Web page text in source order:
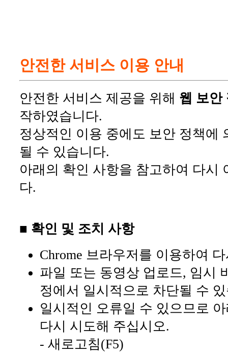
안전한 서비스 이용 안내
안전한 서비스 제공을 위해 웹 보안
작하였습니다.
정상적인 이용 중에도 보안 정책에
될 수 있습니다.
아래의 확인 사항을 참고하여 다시
다.
■ 확인 및 조치 사항
Chrome 브라우저를 이용하여
파일 또는 동영상 업로드, 임시
정에서 일시적으로 차단될 수
일시적인 오류일 수 있으므로
다시 시도해 주십시오.
- 새로고침(F5)